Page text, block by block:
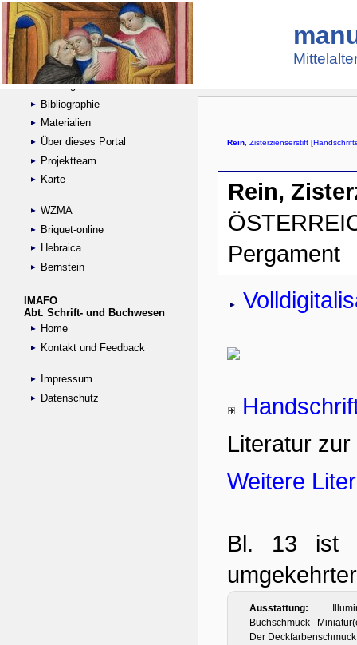
Suche
Handschriftensammlungen
Digitalisierte Handschriften
Kataloge
Bibliographie
Materialien
Über dieses Portal
Projektteam
Karte
WZMA
Briquet-online
Hebraica
Bernstein
IMAFO
Abt. Schrift- und Buchwesen
Home
Kontakt und Feedback
Impressum
Datenschutz